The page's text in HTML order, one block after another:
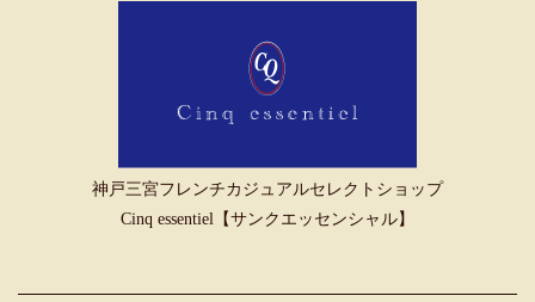
神戸三宮フレンチカジュアルセレクトショップ
Cinq essentiel【サンクエッセンシャル】